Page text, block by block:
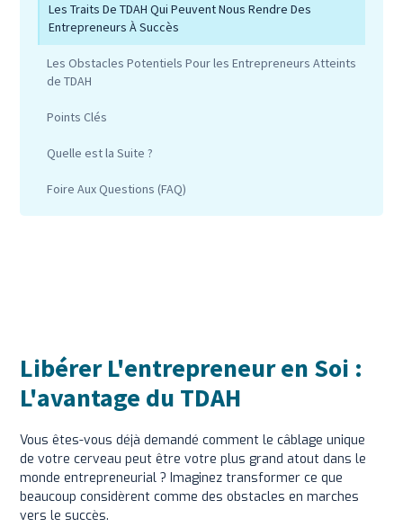
Les Traits De TDAH Qui Peuvent Nous Rendre Des
Entrepreneurs À Succès
Les Obstacles Potentiels Pour les Entrepreneurs Atteints
de TDAH
Points Clés
Quelle est la Suite ?
Foire Aux Questions (FAQ)
Libérer L'entrepreneur en Soi :
L'avantage du TDAH
Vous êtes-vous déjà demandé comment le câblage unique
de votre cerveau peut être votre plus grand atout dans le
monde entrepreneurial ? Imaginez transformer ce que
beaucoup considèrent comme des obstacles en marches
vers le succès.